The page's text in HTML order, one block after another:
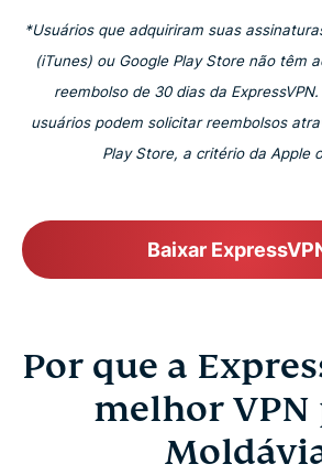
*Usuários que adquiriram suas
(iTunes) ou Google Play Store não têm
reembolso de 30 dias da
usuários podem solicitar reembolsos
Play Store, a critério da Apple
Baixar
Por que a
melhor VPN